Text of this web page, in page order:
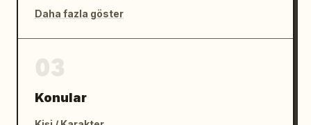
Daha fazla göster
Konular